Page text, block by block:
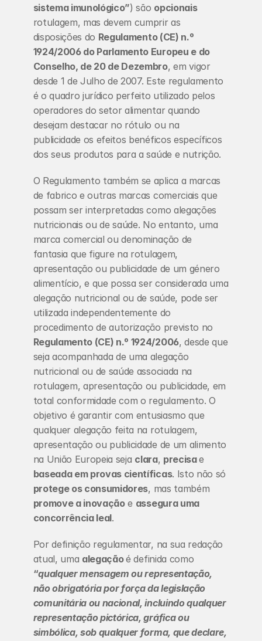
sistema imunológico”) são
opcionais
rotulagem, mas devem cumprir as
disposições do Regulamento (CE) n.º
1924/2006 do Parlamento Europeu e do
Conselho, de 20 de Dezembro, em vigor
desde 1 de Julho de 2007. Este regulamento
é o quadro jurídico perfeito utilizado pelos
operadores do setor alimentar quando
desejam destacar no rótulo ou na
publicidade os efeitos benéficos específicos
dos seus produtos para a saúde e nutrição.
O Regulamento também se aplica a marcas
de fabrico e outras marcas comerciais que
possam ser interpretadas como alegações
nutricionais ou de saúde. No entanto, uma
marca comercial ou denominação de
fantasia que figure na rotulagem,
apresentação ou publicidade de um género
alimentício, e que possa ser considerada uma
alegação nutricional ou de saúde, pode ser
utilizada independentemente do
procedimento de autorização previsto no
Regulamento (CE) n.º 1924/2006, desde que
seja acompanhada de uma alegação
nutricional ou de saúde associada na
rotulagem, apresentação ou publicidade, em
total conformidade com o regulamento. O
objetivo é garantir com entusiasmo que
qualquer alegação feita na rotulagem,
apresentação ou publicidade de um alimento
na União Europeia seja clara, precisa
baseada em provas científicas. Isto não só
protege os consumidores, mas também
promove a inovação e assegura uma
concorrência leal.
Por definição regulamentar, na sua redação
atual, uma alegação
“qualquer mensagem ou representação,
não obrigatória por força da legislação
comunitária ou nacional, incluindo qualquer
representação pictórica, gráfica ou
simbólica, sob qualquer forma, que declare,